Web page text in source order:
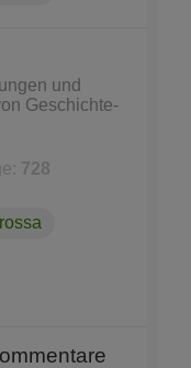
und
Geschichte-
728